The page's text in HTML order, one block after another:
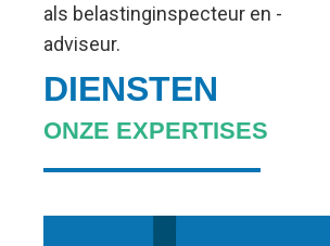
als belastinginspecteur en -
adviseur.
DIENSTEN
ONZE EXPERTISES